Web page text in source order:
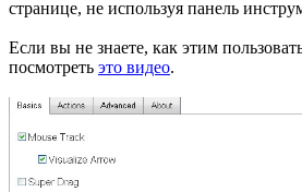
странице, не используя панель
Если вы не знаете, как этим
посмотреть это видео.